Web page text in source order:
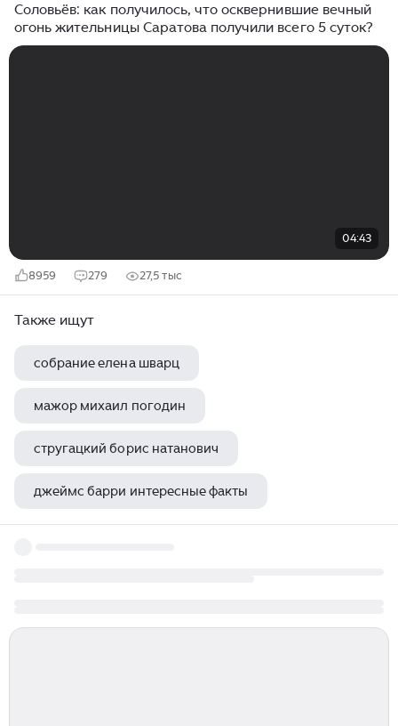
Соловьёв: как получилось, что осквернившие вечный
огонь жительницы Саратова получили всего 5 суток?
04:43
8959 279 27,5 тыс
Также ищут
собрание елена шварц
мажор михаил погодин
стругацкий борис натанович
джеймс барри интересные факты